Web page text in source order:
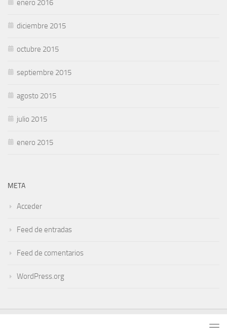
enero 2016
diciembre 2015
octubre 2015
septiembre 2015
agosto 2015
julio 2015
enero 2015
META
Acceder
Feed de entradas
Feed de comentarios
WordPress.org